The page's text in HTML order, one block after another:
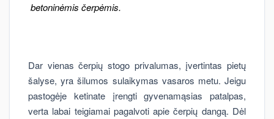
betoninėmis čerpėmis.
Dar vienas čerpių stogo privalumas, įvertintas pietų
šalyse, yra šilumos sulaikymas vasaros metu. Jeigu
pastogėje ketinate įrengti gyvenamąsias patalpas,
verta labai teigiamai pagalvoti apie čerpių dangą. Dėl